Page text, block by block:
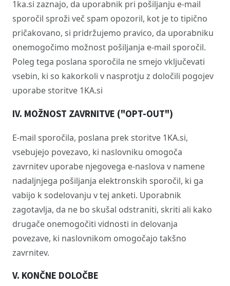
1ka.si zaznajo, da uporabnik pri pošiljanju e-mail
sporočil sproži več spam opozoril, kot je to tipično
pričakovano, si pridržujemo pravico, da uporabniku
onemogočimo možnost pošiljanja e-mail sporočil.
Poleg tega poslana sporočila ne smejo vključevati
vsebin, ki so kakorkoli v nasprotju z določili pogojev
uporabe storitve 1KA.si
IV. MOŽNOST ZAVRNITVE ("OPT-OUT")
E-mail sporočila, poslana prek storitve 1KA.si,
vsebujejo povezavo, ki naslovniku omogoča
zavrnitev uporabe njegovega e-naslova v namene
nadaljnjega pošiljanja elektronskih sporočil, ki ga
vabijo k sodelovanju v tej anketi. Uporabnik
zagotavlja, da ne bo skušal odstraniti, skriti ali kako
drugače onemogočiti vidnosti in delovanja
povezave, ki naslovnikom omogočajo takšno
zavrnitev.
V. KONČNE DOLOČBE